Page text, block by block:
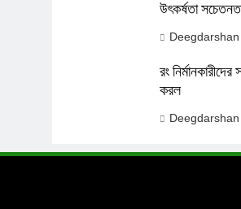
উৎকর্ষতা
Deegdarshan
রং
করল
Deegdarshan